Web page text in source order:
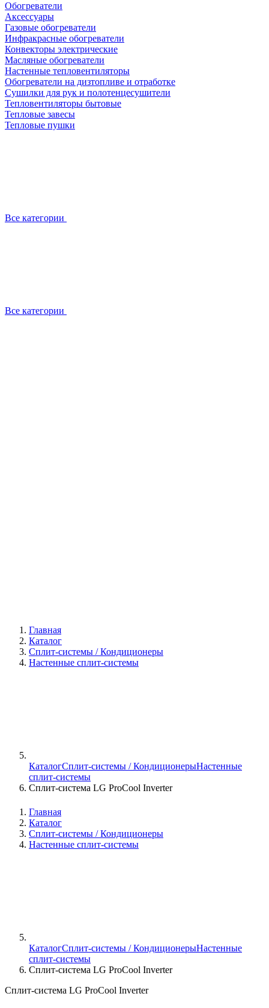
Обогреватели
Аксессуары
Газовые обогреватели
Инфракрасные обогреватели
Конвекторы электрические
Масляные обогреватели
Настенные тепловентиляторы
Обогреватели на дизтопливе и отработке
Сушилки для рук и полотенцесушители
Тепловентиляторы бытовые
Тепловые завесы
Тепловые пушки
Все категории
Все категории
Главная
Каталог
Сплит-системы / Кондиционеры
Настенные сплит-системы
КаталогСплит-системы / КондиционерыНастенные
сплит-системы
Сплит-система LG ProCool Inverter
Главная
Каталог
Сплит-системы / Кондиционеры
Настенные сплит-системы
КаталогСплит-системы / КондиционерыНастенные
сплит-системы
Сплит-система LG ProCool Inverter
Сплит-система LG ProCool Inverter